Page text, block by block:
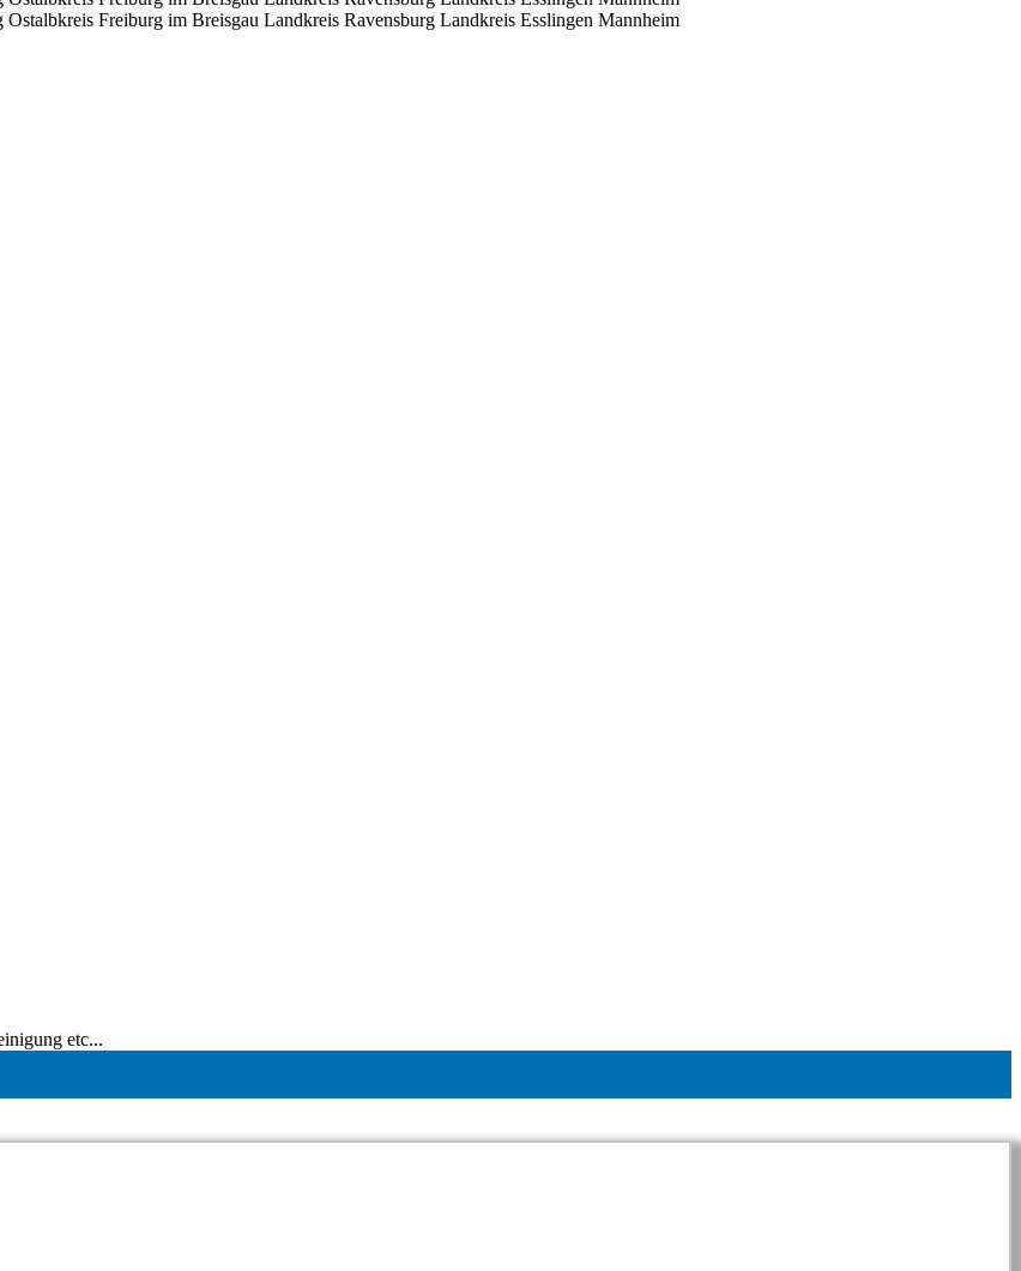
Ostalbkreis Freiburg im Breisgau Landkreis Ravensburg Landkreis Esslingen Mannheim
etc...